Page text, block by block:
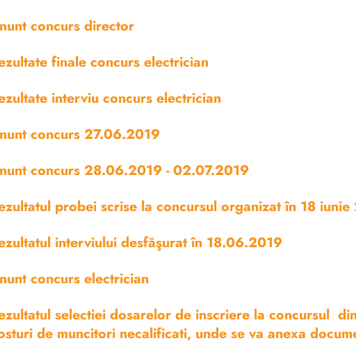
concurs director
finale concurs electrician
interviu concurs electrician
concurs 27.06.2019
concurs 28.06.2019 - 02.07.2019
probei scrise la concursul organizat în 18
interviului desfăşurat în 18.06.2019
concurs electrician
selectiei dosarelor de inscriere la concursul
de muncitori necalificati, unde se va anexa